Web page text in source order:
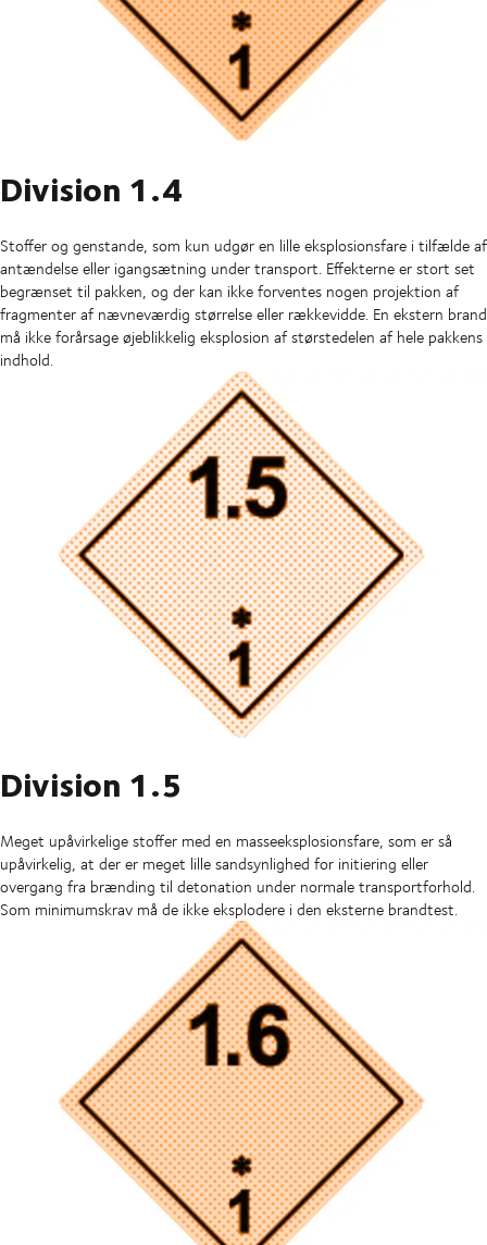
Division 1.4
Stoffer og genstande, som kun udgør en lille eksplosionsfare i tilfælde af
antændelse eller igangsætning under transport. Effekterne er stort set
begrænset til pakken, og der kan ikke forventes nogen projektion af
fragmenter af nævneværdig størrelse eller rækkevidde. En ekstern brand
må ikke forårsage øjeblikkelig eksplosion af størstedelen af hele pakkens
indhold.
Division 1.5
Meget upåvirkelige stoffer med en masseeksplosionsfare, som er så
upåvirkelig, at der er meget lille sandsynlighed for initiering eller
overgang fra brænding til detonation under normale transportforhold.
Som minimumskrav må de ikke eksplodere i den eksterne brandtest.